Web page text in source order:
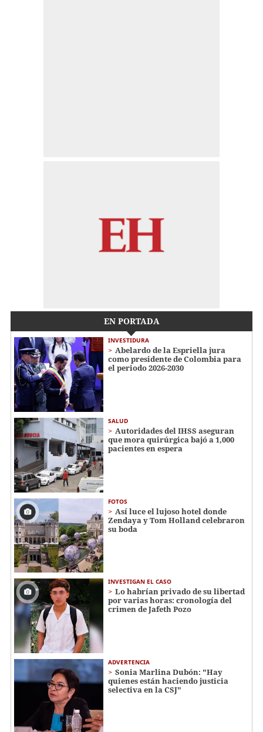
EN PORTADA
INVESTIDURA
Abelardo de la Espriella jura
como presidente de Colombia para
el periodo 2026-2030
SALUD
Autoridades del IHSS aseguran
que mora quirúrgica bajó a 1,000
pacientes en espera
FOTOS
Así luce el lujoso hotel donde
Zendaya y Tom Holland celebraron
su boda
INVESTIGAN EL CASO
Lo habrían privado de su libertad
por varias horas: cronología del
crimen de Jafeth Pozo
ADVERTENCIA
Sonia Marlina Dubón: "Hay
quienes están haciendo justicia
selectiva en la CSJ"